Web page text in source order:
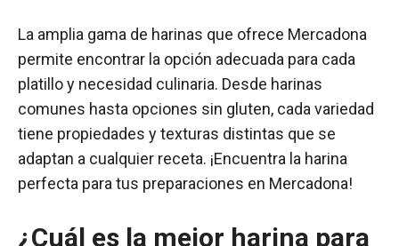
La amplia gama de harinas que ofrece Mercadona
permite encontrar la opción adecuada para cada
platillo y necesidad culinaria. Desde harinas
comunes hasta opciones sin gluten, cada variedad
tiene propiedades y texturas distintas que se
adaptan a cualquier receta. ¡Encuentra la harina
perfecta para tus preparaciones en Mercadona!
¿Cuál es la mejor harina para